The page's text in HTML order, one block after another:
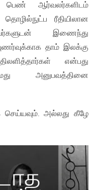
ஆர்வலர்களிடம்
தொழில்நுட்ப ரீதியிலான
இணைந்து
தாம் இலக்கு
என்பது
அனுபவத்தினை
செய்யவும். அல்லது கீழே